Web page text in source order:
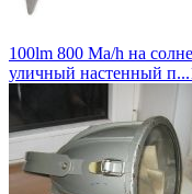
100lm 800 Ma/h на
уличный настенный п...